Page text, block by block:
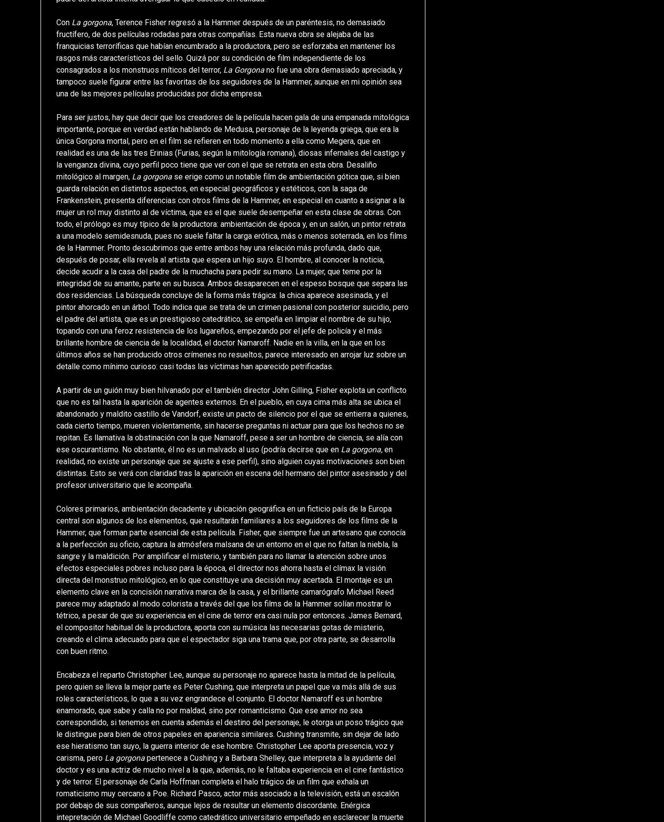
Con La gorgona, Terence Fisher regresó a la Hammer después de un paréntesis, no demasiado
fructífero, de dos películas rodadas para otras compañías. Esta nueva obra se alejaba de las
franquicias terroríficas que habían encumbrado a la productora, pero se esforzaba en mantener los
rasgos más característicos del sello. Quizá por su condición de film independiente de los
consagrados a los monstruos míticos del terror, La Gorgona no fue una obra demasiado apreciada, y
tampoco suele figurar entre las favoritas de los seguidores de la Hammer, aunque en mi opinión sea
una de las mejores películas producidas por dicha empresa.
Para ser justos, hay que decir que los creadores de la película hacen gala de una empanada mitológica
importante, porque en verdad están hablando de Medusa, personaje de la leyenda griega, que era la
única Gorgona mortal, pero en el film se refieren en todo momento a ella como Megera, que en
realidad es una de las tres Erinias (Furias, según la mitología romana), diosas infernales del castigo y
la venganza divina, cuyo perfil poco tiene que ver con el que se retrata en esta obra. Desaliño
mitológico al margen, La gorgona se erige como un notable film de ambientación gótica que, si bien
guarda relación en distintos aspectos, en especial geográficos y estéticos, con la saga de
Frankenstein, presenta diferencias con otros films de la Hammer, en especial en cuanto a asignar a la
mujer un rol muy distinto al de víctima, que es el que suele desempeñar en esta clase de obras. Con
todo, el prólogo es muy típico de la productora: ambientación de época y, en un salón, un pintor retrata
a una modelo semidesnuda, pues no suele faltar la carga erótica, más o menos soterrada, en los films
de la Hammer. Pronto descubrimos que entre ambos hay una relación más profunda, dado que,
después de posar, ella revela al artista que espera un hijo suyo. El hombre, al conocer la noticia,
decide acudir a la casa del padre de la muchacha para pedir su mano. La mujer, que teme por la
integridad de su amante, parte en su busca. Ambos desaparecen en el espeso bosque que separa las
dos residencias. La búsqueda concluye de la forma más trágica: la chica aparece asesinada, y el
pintor ahorcado en un árbol. Todo indica que se trata de un crimen pasional con posterior suicidio, pero
el padre del artista, que es un prestigioso catedrático, se empeña en limpiar el nombre de su hijo,
topando con una feroz resistencia de los lugareños, empezando por el jefe de policía y el más
brillante hombre de ciencia de la localidad, el doctor Namaroff. Nadie en la villa, en la que en los
últimos años se han producido otros crímenes no resueltos, parece interesado en arrojar luz sobre un
detalle como mínimo curioso: casi todas las víctimas han aparecido petrificadas.
A partir de un guión muy bien hilvanado por el también director John Gilling, Fisher explota un conflicto
que no es tal hasta la aparición de agentes externos. En el pueblo, en cuya cima más alta se ubica el
abandonado y maldito castillo de Vandorf, existe un pacto de silencio por el que se entierra a quienes,
cada cierto tiempo, mueren violentamente, sin hacerse preguntas ni actuar para que los hechos no se
repitan. Es llamativa la obstinación con la que Namaroff, pese a ser un hombre de ciencia, se alía con
ese oscurantismo. No obstante, él no es un malvado al uso (podría decirse que en La gorgona,en
realidad, no existe un personaje que se ajuste a ese perfil), sino alguien cuyas motivaciones son bien
distintas. Esto se verá con claridad tras la aparición en escena del hermano del pintor asesinado y del
profesor universitario que le acompaña.
Colores primarios, ambientación decadente y ubicación geográfica en un ficticio país de la Europa
central son algunos de los elementos, que resultarán familiares a los seguidores de los films de la
Hammer, que forman parte esencial de esta película. Fisher, que siempre fue un artesano que conocía
a la perfección su oficio, captura la atmósfera malsana de un entorno en el que no faltan la niebla, la
sangre y la maldición. Por amplificar el misterio, y también para no llamar la atención sobre unos
efectos especiales pobres incluso para la época, el director nos ahorra hasta el clímax la visión
directa del monstruo mitológico, en lo que constituye una decisión muy acertada. El montaje es un
elemento clave en la concisión narrativa marca de la casa, y el brillante camarógrafo Michael Reed
parece muy adaptado al modo colorista a través del que los films de la Hammer solían mostrar lo
tétrico, a pesar de que su experiencia en el cine de terror era casi nula por entonces. James Bernard,
el compositor habitual de la productora, aporta con su música las necesarias gotas de misterio,
creando el clima adecuado para que el espectador siga una trama que, por otra parte, se desarrolla
con buen ritmo.
Encabeza el reparto Christopher Lee, aunque su personaje no aparece hasta la mitad de la película,
pero quien se lleva la mejor parte es Peter Cushing, que interpreta un papel que va más allá de sus
roles característicos, lo que a su vez engrandece el conjunto. El doctor Namaroff es un hombre
enamorado, que sabe y calla no por maldad, sino por romanticismo. Que ese amor no sea
correspondido, si tenemos en cuenta además el destino del personaje, le otorga un poso trágico que
le distingue para bien de otros papeles en apariencia similares. Cushing transmite, sin dejar de lado
ese hieratismo tan suyo, la guerra interior de ese hombre. Christopher Lee aporta presencia, voz y
carisma, pero La gorgonapertenece a Cushing y a Barbara Shelley, que interpreta a la ayudante del
doctor y es una actriz de mucho nivel a la que, además, no le faltaba experiencia en el cine fantástico
y de terror. El personaje de Carla Hoffman completa el halo trágico de un film que exhala un
romaticismo muy cercano a Poe. Richard Pasco, actor más asociado a la televisión, está un escalón
por debajo de sus compañeros, aunque lejos de resultar un elemento discordante. Enérgica
intepretación de Michael Goodliffe como catedrático universitario empeñado en esclarecer la muerte